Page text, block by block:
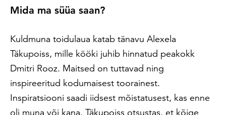
Mida ma süüa saan?
Kuldmuna toidulaua katab tänavu Alexela
Täkupoiss, mille kööki juhib hinnatud peakokk
Dmitri Rooz. Maitsed on tuttavad ning
inspireeritud kodumaisest toorainest.
Inspiratsiooni saadi iidsest mõistatusest, kas enne
oli muna või kana. Täkupoiss otsustas, et kõige